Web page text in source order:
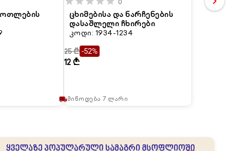
0
ცხიმებისა და ნარჩენების
დასაშლელი ჩხირები
კოდი: 1934-1234
local_shippingმიწოდება 7 ლარი
25 ₾ -52%
12 ₾